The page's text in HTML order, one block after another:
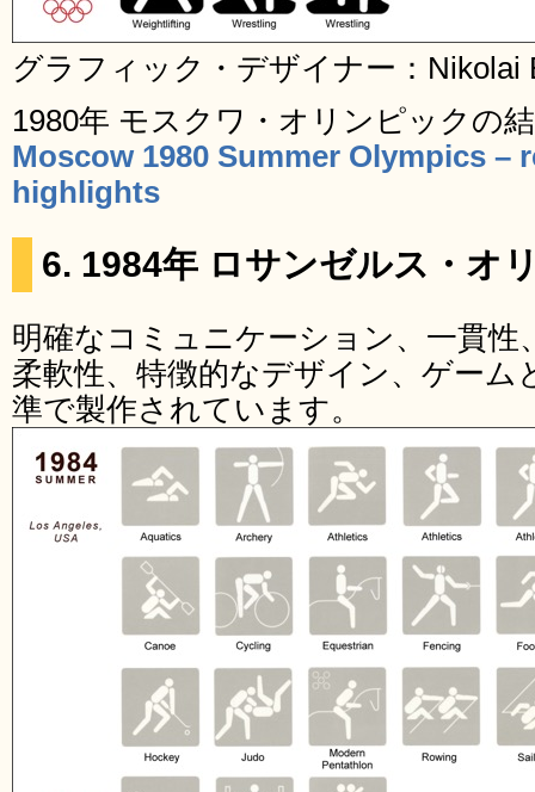
グラフィック・デザイナー：Nikolai
1980年 モスクワ・オリンピックの
Moscow 1980 Summer Olympics –
highlights
6. 1984年 ロサンゼルス・オ
明確なコミュニケーション、一貫性
柔軟性、特徴的なデザイン、ゲーム
準で製作されています。